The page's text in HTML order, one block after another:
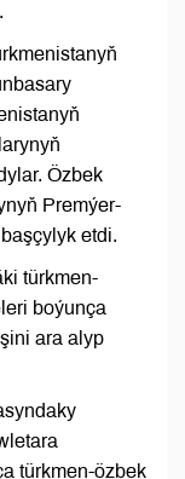
Özbek
Premýer-
etdi.
türkmen-
boýunça
ara alyp
türkmen-özbek